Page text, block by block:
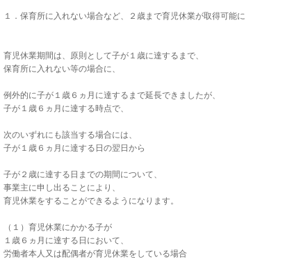
１．保育所に入れない場合など、２歳まで育児休業が取得可能に
育児休業期間は、原則として子が１歳に達するまで、
保育所に入れない等の場合に、
例外的に子が１歳６ヵ月に達するまで延長できましたが、
子が１歳６ヵ月に達する時点で、
次のいずれにも該当する場合には、
子が１歳６ヵ月に達する日の翌日から
子が２歳に達する日までの期間について、
事業主に申し出ることにより、
育児休業をすることができるようになります。
（１）育児休業にかかる子が
１歳６ヵ月に達する日において、
労働者本人又は配偶者が育児休業をしている場合